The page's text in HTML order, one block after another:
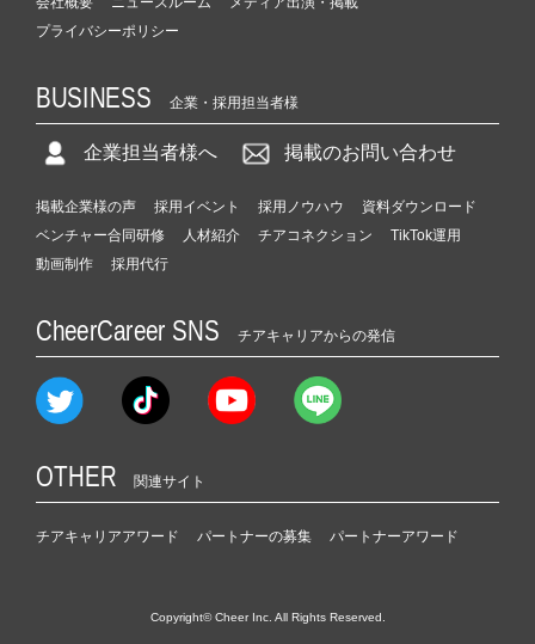
プライバシーポリシー
BUSINESS 企業・採用担当者様
企業担当者様へ 掲載のお問い合わせ
掲載企業様の声 採用イベント 採用ノウハウ
資料ダウンロード
ベンチャー合同研修
人材紹介 チアコネクション
TikTok運用
動画制作
採用代行
CheerCareer SNS チアキャリアからの発信
OTHER 関連サイト
チアキャリアアワード パートナーの募集 パートナーアワード
Copyright© Cheer Inc. All Rights Reserved.